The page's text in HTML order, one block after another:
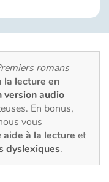
dragons
romans
la lecture en
version audio
En bonus,
vous
aide à la lecture et
dyslexiques.